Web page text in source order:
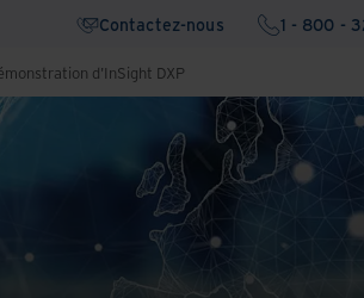
Contactez-nous 1 - 800 -
d'InSight DXP